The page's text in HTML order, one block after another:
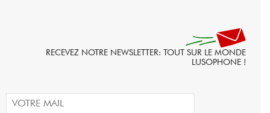
RECEVEZ NOTRE NEWSLETTER: TOUT SUR LE MONDE
LUSOPHONE !